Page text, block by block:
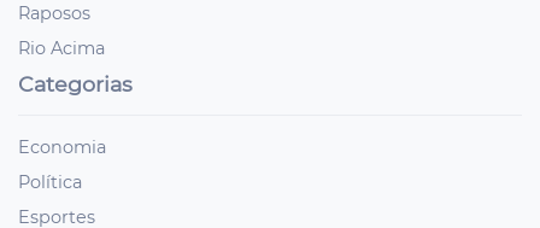
Raposos
Rio Acima
Categorias
Economia
Política
Esportes